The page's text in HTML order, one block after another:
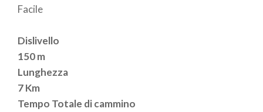
Facile
Dislivello
150 m
Lunghezza
7 Km
Tempo Totale di cammino